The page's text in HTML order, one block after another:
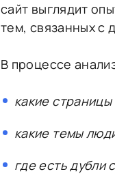
сайт выглядит
тем, связанных с
В процессе
какие
какие темы
где есть дубли